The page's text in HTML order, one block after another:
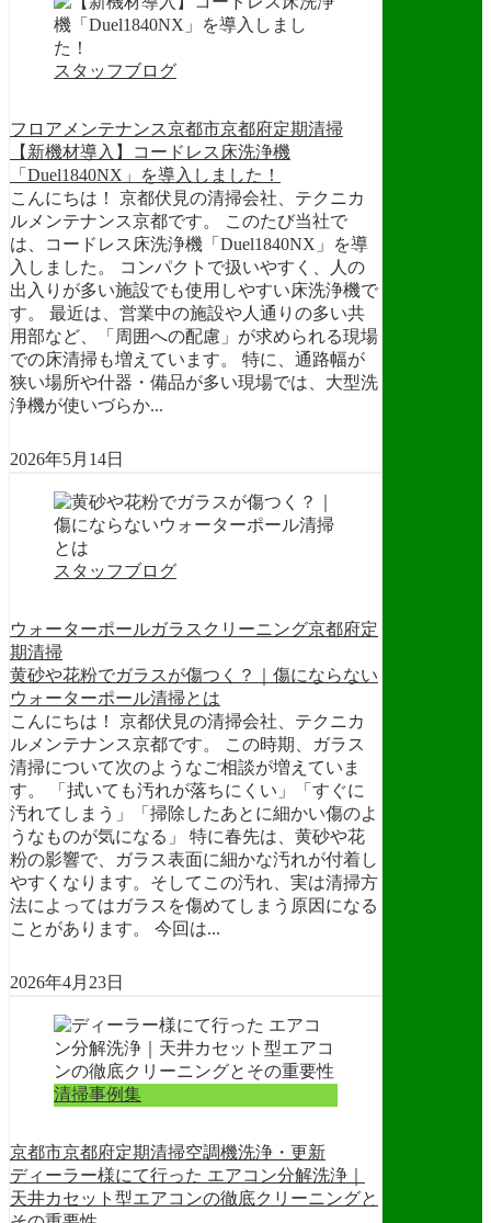
スタッフブログ
フロアメンテナンス京都市京都府定期清掃
【新機材導入】コードレス床洗浄機
「Duel1840NX」を導入しました！
こんにちは！ 京都伏見の清掃会社、テクニカ
ルメンテナンス京都です。 このたび当社で
は、コードレス床洗浄機「Duel1840NX」を導
入しました。 コンパクトで扱いやすく、人の
出入りが多い施設でも使用しやすい床洗浄機で
す。 最近は、営業中の施設や人通りの多い共
用部など、「周囲への配慮」が求められる現場
での床清掃も増えています。 特に、通路幅が
狭い場所や什器・備品が多い現場では、大型洗
浄機が使いづらか...
2026年5月14日
スタッフブログ
ウォーターポールガラスクリーニング京都府定
期清掃
黄砂や花粉でガラスが傷つく？｜傷にならない
ウォーターポール清掃とは
こんにちは！ 京都伏見の清掃会社、テクニカ
ルメンテナンス京都です。 この時期、ガラス
清掃について次のようなご相談が増えていま
す。 「拭いても汚れが落ちにくい」「すぐに
汚れてしまう」「掃除したあとに細かい傷のよ
うなものが気になる」 特に春先は、黄砂や花
粉の影響で、ガラス表面に細かな汚れが付着し
やすくなります。そしてこの汚れ、実は清掃方
法によってはガラスを傷めてしまう原因になる
ことがあります。 今回は...
2026年4月23日
清掃事例集
京都市京都府定期清掃空調機洗浄・更新
ディーラー様にて行った エアコン分解洗浄｜
天井カセット型エアコンの徹底クリーニングと